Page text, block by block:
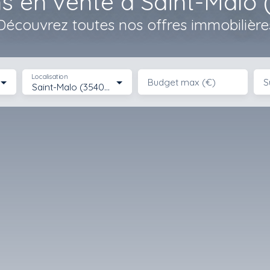
toutes nos offres
Saint-Malo (35400)
Localisation Budget max (€)